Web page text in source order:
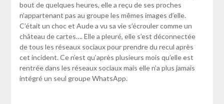
bout de quelques heures, elle a reçu de ses proches
n’appartenant pas au groupe les mêmes images d’elle.
C’était un choc et Aude a vu sa vie s’écrouler comme un
château de cartes…. Elle a pleuré, elle s’est déconnectée
de tous les réseaux sociaux pour prendre du recul après
cet incident. Ce n’est qu’après plusieurs mois qu’elle est
rentrée dans les réseaux sociaux mais elle n’a plus jamais
intégré un seul groupe WhatsApp.